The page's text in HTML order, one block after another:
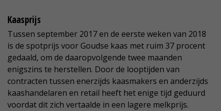
Kaasprijs
Tussen september 2017 en de eerste weken van 2018
is de spotprijs voor Goudse kaas met ruim 37 procent
gedaald, om de daaropvolgende twee maanden
enigszins te herstellen. Door de looptijden van
contracten tussen enerzijds kaasmakers en anderzijds
kaashandelaren en retail heeft het enige tijd geduurd
voordat dit zich vertaalde in een lagere melkprijs.